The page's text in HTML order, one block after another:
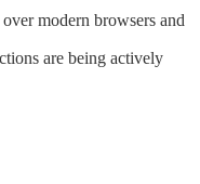
modern browsers and
are being actively